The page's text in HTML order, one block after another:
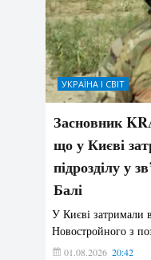
УКРАЇНА І СВІТ
Засновник
що у Києві
підрозділу у
Балі
У Києві затримали
Новостройного з
01.08.2026 20:42